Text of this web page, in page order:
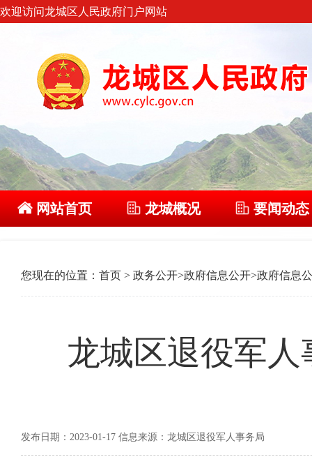
欢迎访问龙城区人民政府门户网站
网站首页 龙城概况 要闻动态
您现在的位置： 首页 > 政务公开>政府信息公开>政府信息
龙城区退役军人
发布日期：2023-01-17 信息来源：龙城区退役军人事务局